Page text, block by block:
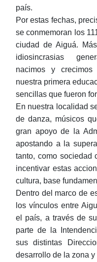
país.
Por estas fechas,
se conmemoran los
ciudad de Aiguá.
idiosincrasias
nacimos y
nuestra primera
sencillas que fueron
En nuestra localidad
de danza, músicos
gran apoyo de la
apostando a la
tanto, como sociedad
incentivar estas
cultura, base
Dentro del marco de
los vínculos entre
el país, a través de
parte de la
sus distintas
desarrollo de la zona